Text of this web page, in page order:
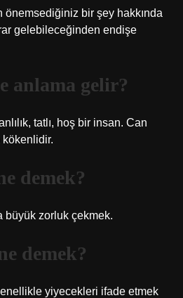
bir şey hakkında
gelebileceğinden endişe
anlama gelir?
tatlı, hoş bir insan. Can
demek?
büyük zorluk çekmek.
demek?
yiyecekleri ifade etmek